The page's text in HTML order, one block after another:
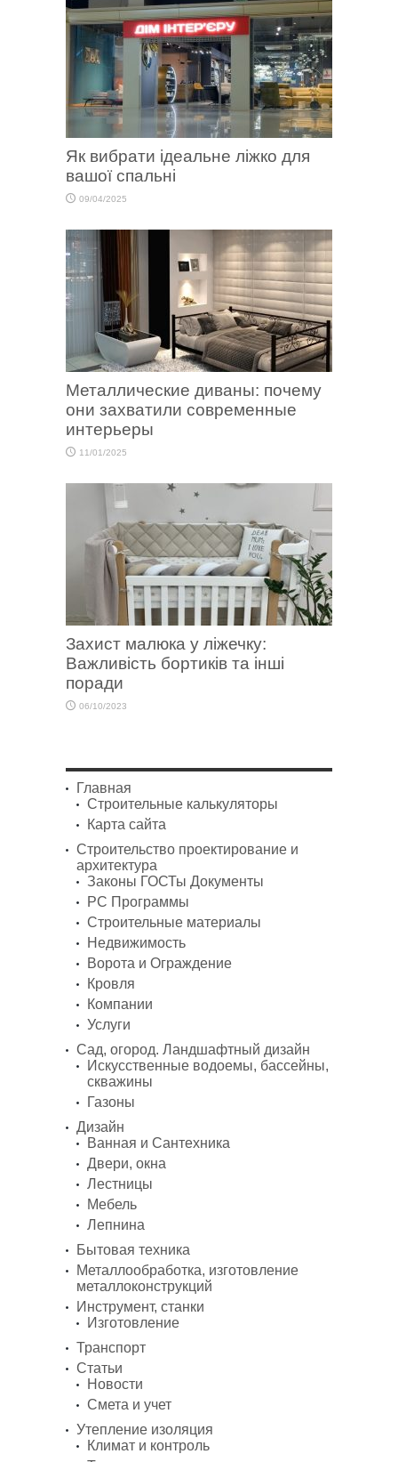
Як вибрати ідеальне ліжко для
вашої спальні
09/04/2025
Металлические диваны: почему
они захватили современные
интерьеры
11/01/2025
Захист малюка у ліжечку:
Важливість бортиків та інші
поради
06/10/2023
Главная
Строительные калькуляторы
Карта сайта
Строительство проектирование и
архитектура
Законы ГОСТы Документы
PC Программы
Строительные материалы
Недвижимость
Ворота и Ограждение
Кровля
Компании
Услуги
Сад, огород. Ландшафтный дизайн
Искусственные водоемы, бассейны,
скважины
Газоны
Дизайн
Ванная и Сантехника
Двери, окна
Лестницы
Мебель
Лепнина
Бытовая техника
Металлообработка, изготовление
металлоконструкций
Инструмент, станки
Изготовление
Транспорт
Статьи
Новости
Смета и учет
Утепление изоляция
Климат и контроль